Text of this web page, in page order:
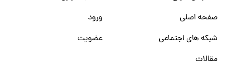
صفحه اصلی
شبکه های اجتماعی
مقالات
ورود
عضویت